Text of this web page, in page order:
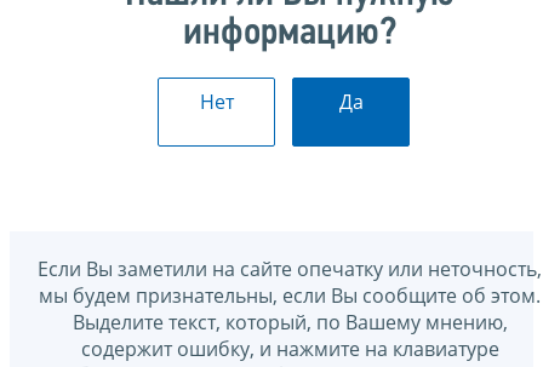
информацию?
Нет Да
Если Вы заметили на сайте опечатку или неточность,
мы будем признательны, если Вы сообщите об этом.
Выделите текст, который, по Вашему мнению,
содержит ошибку, и нажмите на клавиатуре